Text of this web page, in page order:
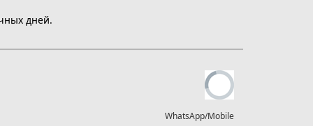
дней.
WhatsApp/Mobile